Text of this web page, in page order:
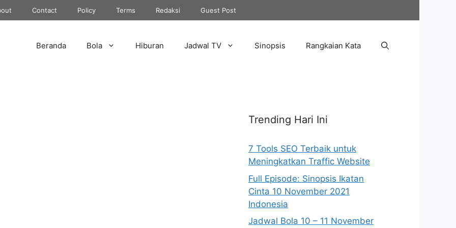
Contact Policy Terms Redaksi Guest Post
Beranda Bola Hiburan Jadwal TV Sinopsis Rangkaian Kata
Trending Hari Ini
7 Tools SEO Terbaik untuk
Meningkatkan Traffic Website
Full Episode: Sinopsis Ikatan
Cinta 10 November 2021
Indonesia
Jadwal Bola 10 – 11 November